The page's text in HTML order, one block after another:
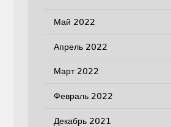
Май 2022
Апрель 2022
Март 2022
Февраль 2022
Декабрь 2021